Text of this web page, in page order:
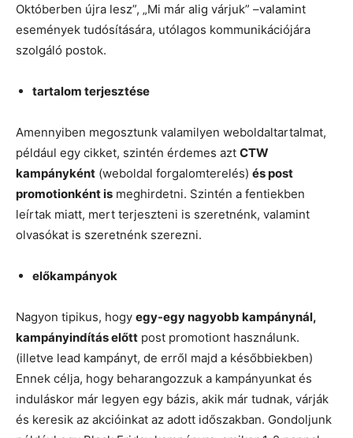
Októberben újra lesz”, „Mi már alig várjuk” –valamint
események tudósítására, utólagos kommunikációjára
szolgáló postok.
tartalom terjesztése
Amennyiben megosztunk valamilyen weboldaltartalmat,
például egy cikket, szintén érdemes azt CTW
kampányként (weboldal forgalomterelés) és post
promotionként is meghirdetni. Szintén a fentiekben
leírtak miatt, mert terjeszteni is szeretnénk, valamint
olvasókat is szeretnénk szerezni.
előkampányok
Nagyon tipikus, hogy egy-egy nagyobb kampánynál,
kampányindítás előtt post promotiont használunk.
(illetve lead kampányt, de erről majd a későbbiekben)
Ennek célja, hogy beharangozzuk a kampányunkat és
induláskor már legyen egy bázis, akik már tudnak, várják
és keresik az akcióinkat az adott időszakban. Gondoljunk